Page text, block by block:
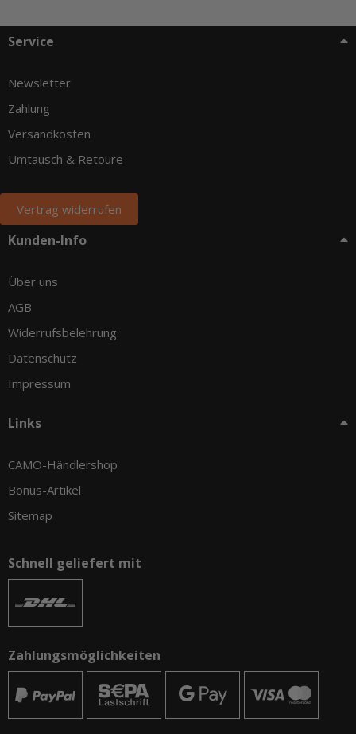
Service
Newsletter
Zahlung
Versandkosten
Umtausch & Retoure
Vertrag widerrufen
Kunden-Info
Über uns
AGB
Widerrufsbelehrung
Datenschutz
Impressum
Links
CAMO-Händlershop
Bonus-Artikel
Sitemap
Schnell geliefert mit
Zahlungsmöglichkeiten